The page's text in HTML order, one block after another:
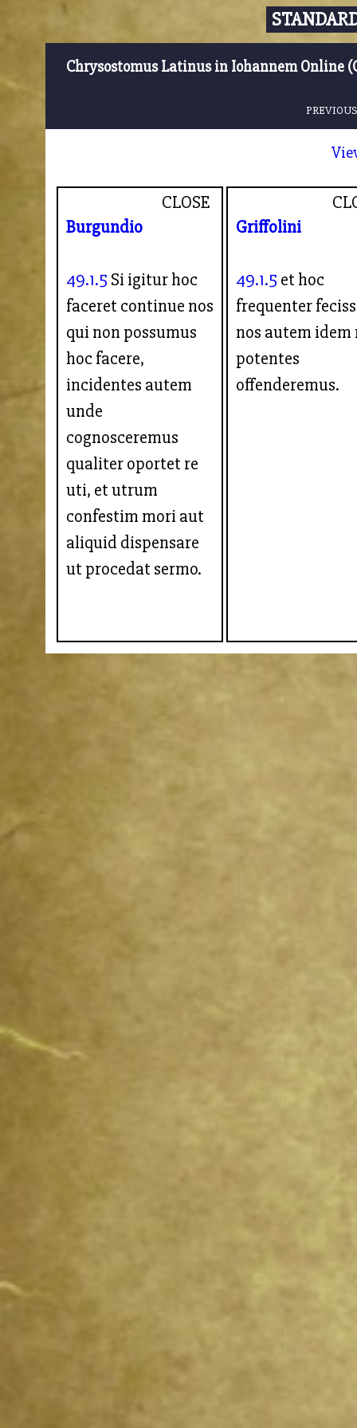
Chrysostomus Latinus in Iohannem Online
CLOSE
Burgundio
49.1.5 Si igitur hoc
faceret continue nos
qui non possumus
hoc facere,
incidentes autem
unde
cognosceremus
qualiter oportet re
uti, et utrum
confestim mori aut
aliquid dispensare
ut procedat sermo.
Griffolini
49.1.5 et hoc
frequenter
nos autem idem
potentes
offenderemus.